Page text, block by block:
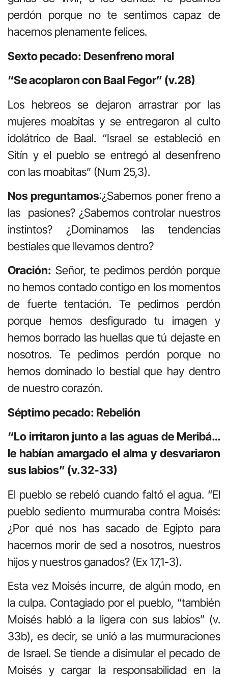
perdón porque no te sentimos capaz de
hacernos plenamente felices.
Sexto pecado: Desenfreno moral
“Se acoplaron con Baal Fegor” (v.28)
Los hebreos se dejaron arrastrar por las
mujeres moabitas y se entregaron al culto
idolátrico de Baal. “Israel se estableció en
Sitín y el pueblo se entregó al desenfreno
con las moabitas” (Num 25,3).
Nos preguntamos:¿Sabemos poner freno a
las pasiones? ¿Sabemos controlar nuestros
instintos? ¿Dominamos las tendencias
bestiales que llevamos dentro?
Oración: Señor, te pedimos perdón porque
no hemos contado contigo en los momentos
de fuerte tentación. Te pedimos perdón
porque hemos desfigurado tu imagen y
hemos borrado las huellas que tú dejaste en
nosotros. Te pedimos perdón porque no
hemos dominado lo bestial que hay dentro
de nuestro corazón.
Séptimo pecado: Rebelión
“Lo irritaron junto a las aguas de Meribá…
le habían amargado el alma y desvariaron
sus labios” (v.32-33)
El pueblo se rebeló cuando faltó el agua. “El
pueblo sediento murmuraba contra Moisés:
¿Por qué nos has sacado de Egipto para
hacernos morir de sed a nosotros, nuestros
hijos y nuestros ganados? (Ex 17,1-3).
Esta vez Moisés incurre, de algún modo, en
la culpa. Contagiado por el pueblo, “también
Moisés habló a la ligera con sus labios” (v.
33b), es decir, se unió a las murmuraciones
de Israel. Se tiende a disimular el pecado de
Moisés y cargar la responsabilidad en la